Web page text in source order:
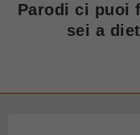
Parodi ci puoi
sei a